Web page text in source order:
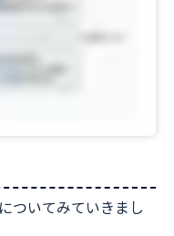
ついてみていきまし